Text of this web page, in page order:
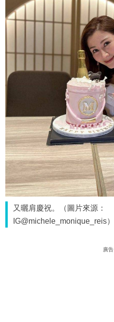
又曬肩慶祝。（圖片來源：
IG@michele_monique_reis）
廣告